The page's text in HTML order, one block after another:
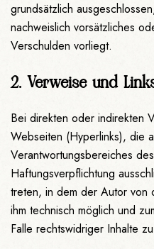
grundsätzlich
nachweislich vorsätzliches
Verschulden vorliegt.
2. Verweise und
Bei direkten oder indirekten
Webseiten (Hyperlinks), die
Verantwortungsbereiches
Haftungsverpflichtung
treten, in dem der Autor von
ihm technisch möglich und
Falle rechtswidriger Inhalte